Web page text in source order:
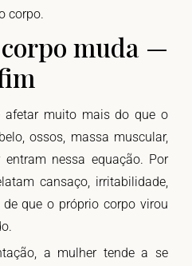
corpo.
muda —
afetar muito mais do que o
ossos, massa muscular,
nessa equação. Por
cansaço, irritabilidade,
que o próprio corpo virou
a mulher tende a se